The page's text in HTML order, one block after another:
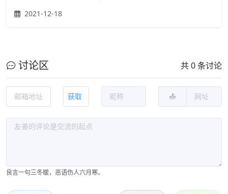
2021-12-18
讨论区 共 0 条讨论
获取
良言一句三冬暖，恶语伤人六月寒。